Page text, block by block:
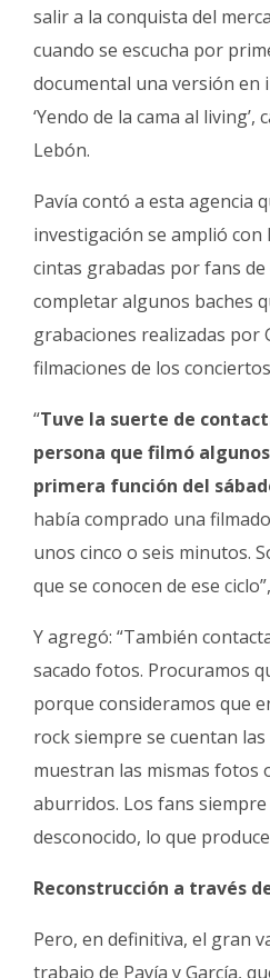
salir a la conquista del
cuando se escucha por
documental una versión en
‘Yendo de la cama al
Lebón.
Pavía contó a esta agencia
investigación se amplió con
cintas grabadas por fans
completar algunos baches
grabaciones realizadas por
filmaciones de los
“Tuve la suerte de
persona que filmó
primera función del
había comprado una
unos cinco o seis minutos.
que se conocen de ese
Y agregó: “También
sacado fotos. Procuramos
porque consideramos que
rock siempre se cuentan
muestran las mismas fotos
aburridos. Los fans
desconocido, lo que
Reconstrucción a través
Pero, en definitiva, el gran
trabajo de Pavía y García,